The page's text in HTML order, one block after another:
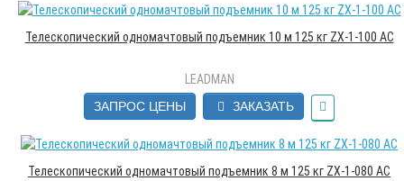
Телескопический одномачтовый подъемник 10 м 125 кг ZX-1-100 AC
LEADMAN
ЗАПРОС ЦЕНЫ
ЗАКАЗАТЬ
Телескопический одномачтовый подъемник 8 м 125 кг ZX-1-080 AC